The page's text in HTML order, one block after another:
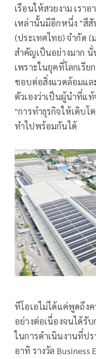
เรือนให้สวยงาม เรา
เหล่านั้นมีอีกหนึ่ง "สี
(ประเทศไทย) จำกัด
สำคัญเป็นอย่างมาก
เพราะในยุคที่โลกเรี
ชอบต่อสิ่งแวดล้อมแล
ตัวเองว่าเป็นผู้นำที่แ
"การทำธุรกิจให้เติบโ
ทำไปพร้อมกันได้
ทีโอเอไม่ได้แค่พูดถึง
อย่างต่อเนื่องจนได้รั
ในการดำเนินงานที่ป
อาทิ รางวัล Business